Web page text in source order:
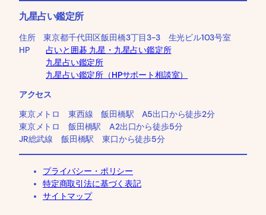
九星占い鑑定所
住所 東京都千代田区飯田橋3丁目3-3 生光ビル103号室
HP占いと囲碁 九星・九星占い鑑定所
九星占い鑑定所
九星占い鑑定所（HPサポート相談室）
アクセス
東京メトロ 東西線 飯田橋駅 A5出口から徒歩2分
東京メトロ 飯田橋駅 A2出口から徒歩5分
JR総武線 飯田橋駅 東口から徒歩5分
プライバシー・ポリシー
特定商取引法に基づく表記
サイトマップ